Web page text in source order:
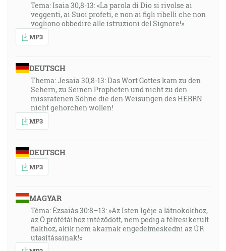
Tema: Isaia 30,8-13: «La parola di Dio si rivolse ai
veggenti, ai Suoi profeti, e non ai figli ribelli che non
vogliono obbedire alle istruzioni del Signore!»
MP3
DEUTSCH
Thema: Jesaia 30,8-13: Das Wort Gottes kam zu den
Sehern, zu Seinen Propheten und nicht zu den
missratenen Söhne die den Weisungen des HERRN
nicht gehorchen wollen!
MP3
DEUTSCH
MP3
MAGYAR
Téma: Ézsaiás 30:8–13: »Az Isten Igéje a látnokokhoz,
az Ő prófétáihoz intéződött, nem pedig a félresikerült
fiakhoz, akik nem akarnak engedelmeskedni az ÚR
utasításainak!«